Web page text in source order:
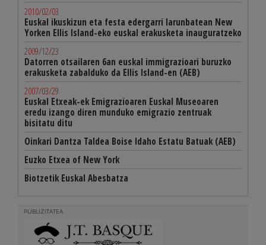
2010/02/03
Euskal ikuskizun eta festa edergarri larunbatean New
Yorken Ellis Island-eko euskal erakusketa inauguratzeko
2009/12/23
Datorren otsailaren 6an euskal immigrazioari buruzko
erakusketa zabalduko da Ellis Island-en (AEB)
2007/03/29
Euskal Etxeak-ek Emigrazioaren Euskal Museoaren
eredu izango diren munduko emigrazio zentruak
bisitatu ditu
Oinkari Dantza Taldea Boise Idaho Estatu Batuak (AEB)
Euzko Etxea of New York
Biotzetik Euskal Abesbatza
PUBLIZITATEA